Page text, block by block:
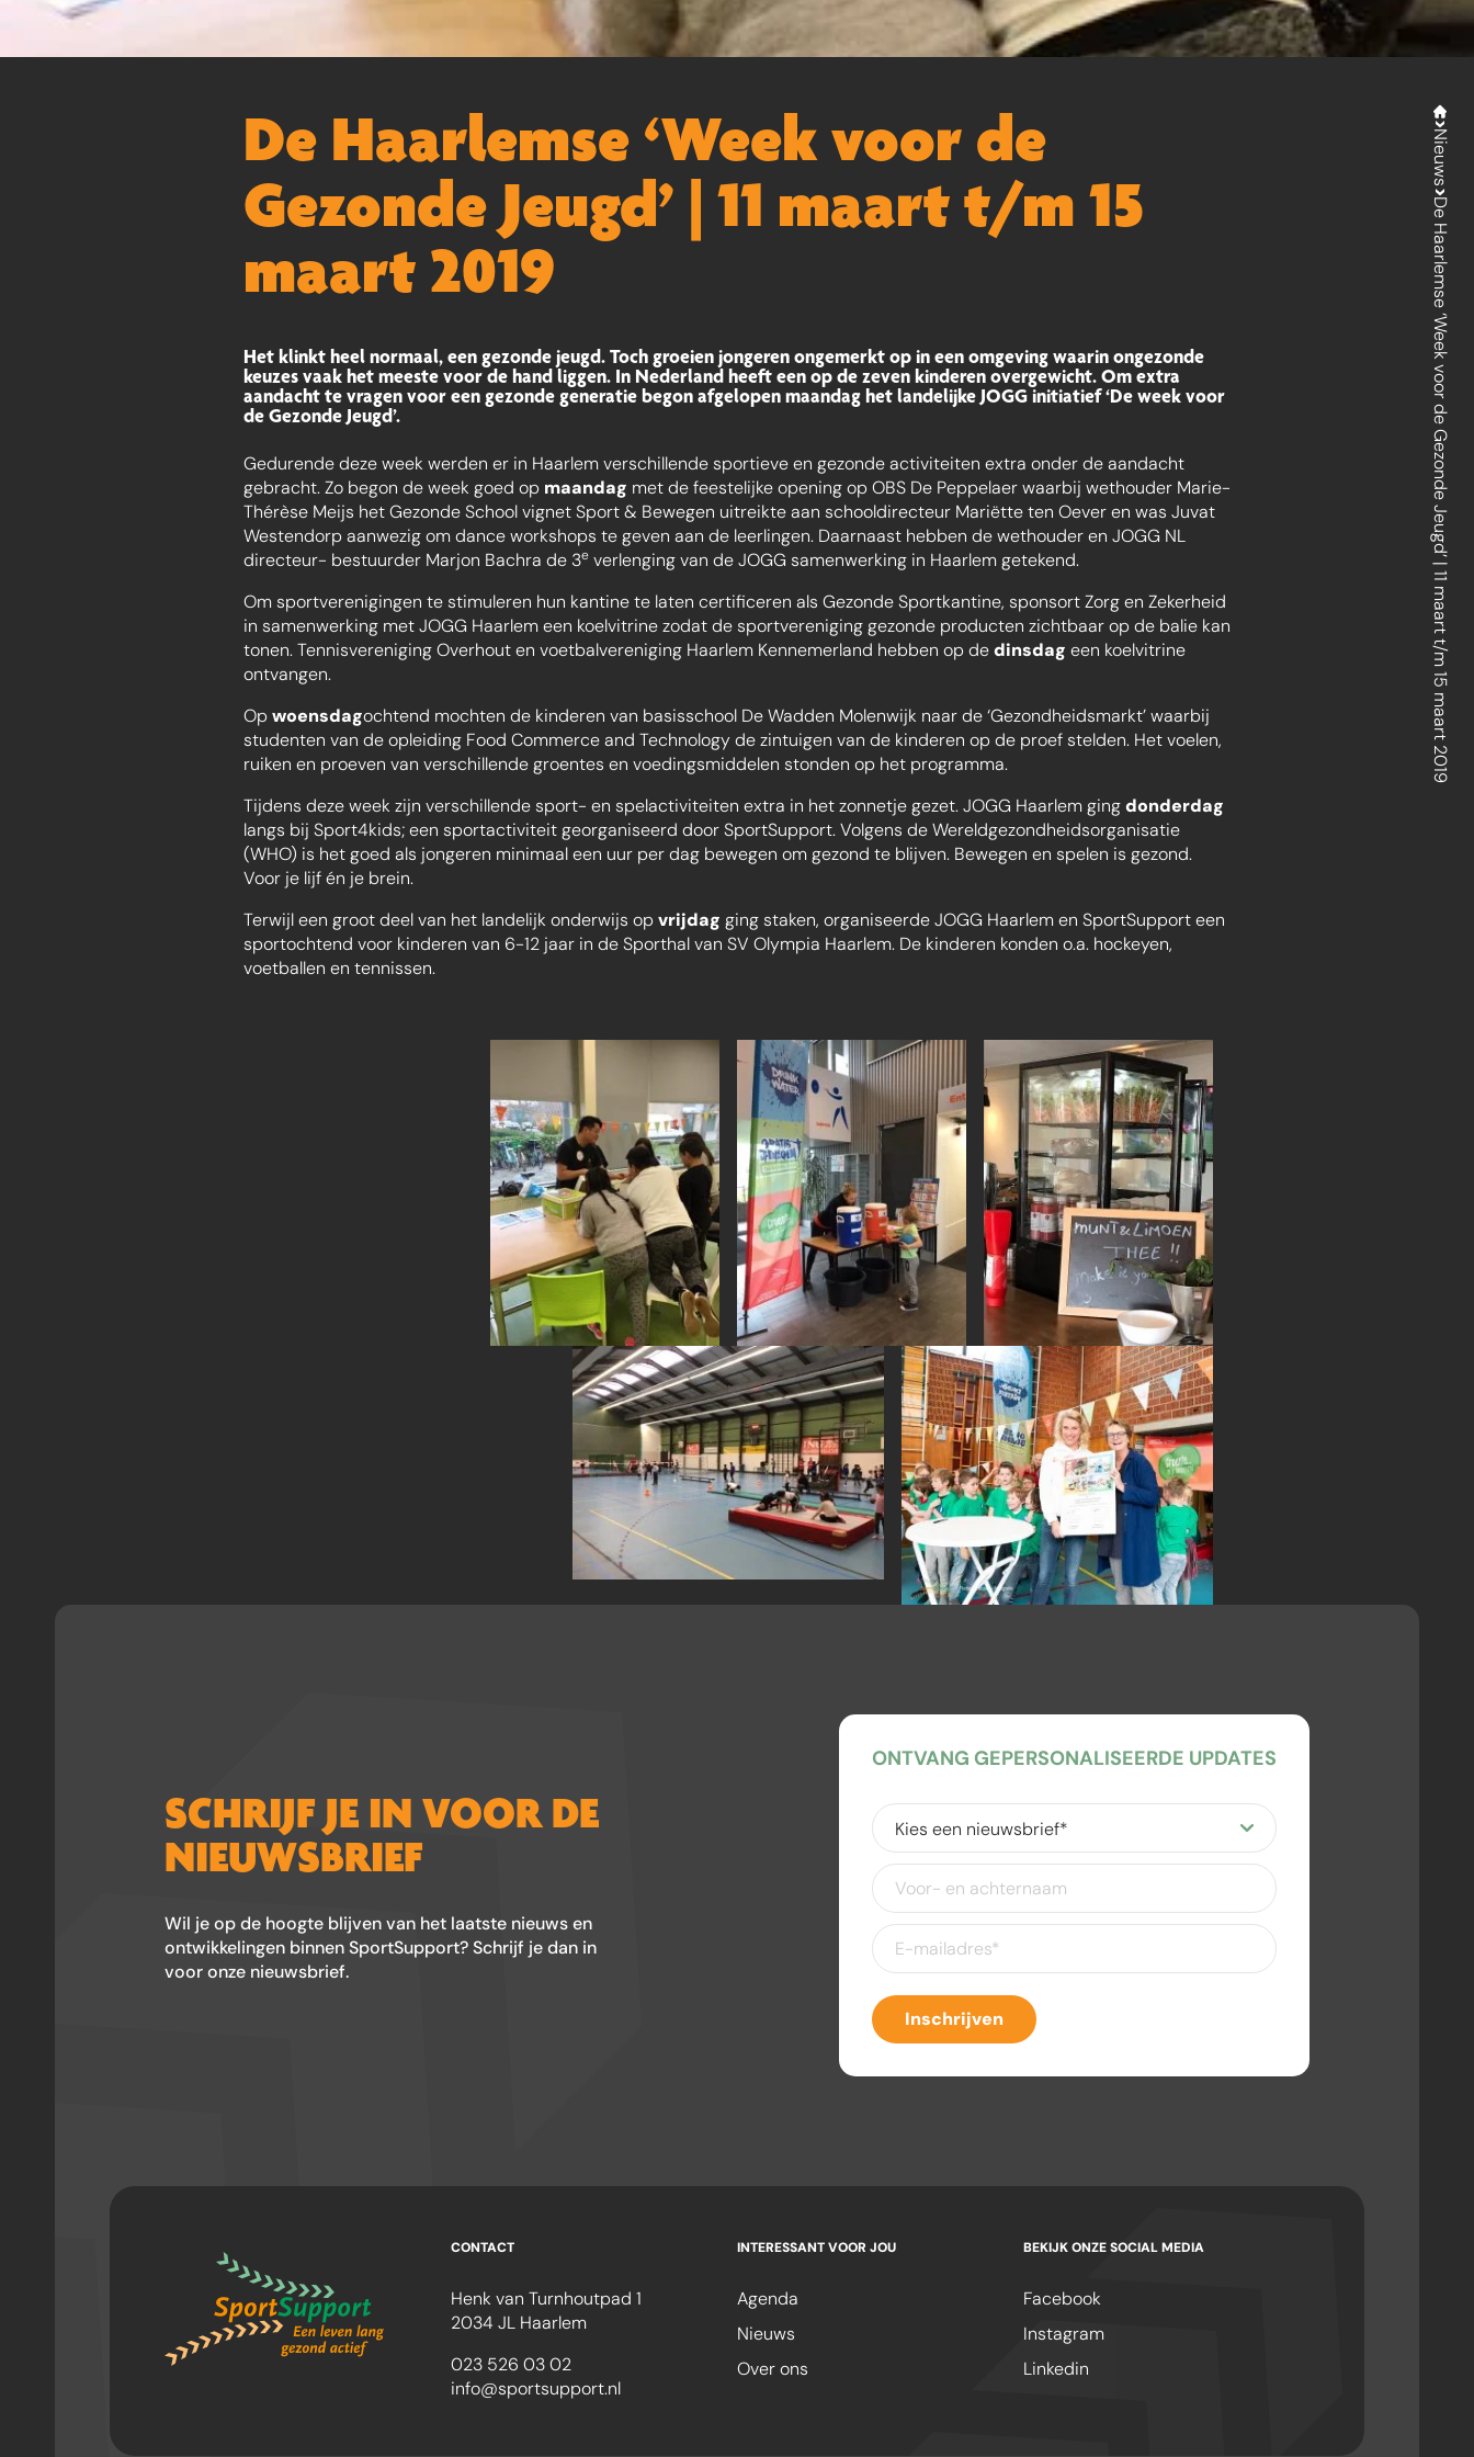
Nieuws
De Haarlemse ‘Week voor de Gezonde Jeugd’ | 11 maart t/m 15 maart 2019
De Haarlemse ‘Week voor de
Gezonde Jeugd’ | 11 maart t/m 15
maart 2019
Het klinkt heel normaal, een gezonde jeugd. Toch groeien jongeren ongemerkt op in een omgeving waarin ongezonde
keuzes vaak het meeste voor de hand liggen. In Nederland heeft een op de zeven kinderen overgewicht. Om extra
aandacht te vragen voor een gezonde generatie begon afgelopen maandag het landelijke JOGG initiatief ‘De week voor
de Gezonde Jeugd’.
Gedurende deze week werden er in Haarlem verschillende sportieve en gezonde activiteiten extra onder de aandacht
gebracht. Zo begon de week goed op maandag met de feestelijke opening op OBS De Peppelaer waarbij wethouder Marie-
Thérèse Meijs het Gezonde School vignet Sport & Bewegen uitreikte aan schooldirecteur Mariëtte ten Oever en was Juvat
Westendorp aanwezig om dance workshops te geven aan de leerlingen. Daarnaast hebben de wethouder en JOGG NL
directeur- bestuurder Marjon Bachra de 3e verlenging van de JOGG samenwerking in Haarlem getekend.
Om sportverenigingen te stimuleren hun kantine te laten certificeren als Gezonde Sportkantine, sponsort Zorg en Zekerheid
in samenwerking met JOGG Haarlem een koelvitrine zodat de sportvereniging gezonde producten zichtbaar op de balie kan
tonen. Tennisvereniging Overhout en voetbalvereniging Haarlem Kennemerland hebben op dedinsdag een koelvitrine
ontvangen.
Op woensdagochtend mochten de kinderen van basisschool De Wadden Molenwijk naar de ‘Gezondheidsmarkt’ waarbij
studenten van de opleiding Food Commerce and Technology de zintuigen van de kinderen op de proef stelden. Het voelen,
ruiken en proeven van verschillende groentes en voedingsmiddelen stonden op het programma.
Tijdens deze week zijn verschillende sport- en spelactiviteiten extra in het zonnetje gezet. JOGG Haarlem gingdonderdag
langs bij Sport4kids; een sportactiviteit georganiseerd door SportSupport. Volgens de Wereldgezondheidsorganisatie
(WHO) is het goed als jongeren minimaal een uur per dag bewegen om gezond te blijven. Bewegen en spelen is gezond.
Voor je lijf én je brein.
Terwijl een groot deel van het landelijk onderwijs op vrijdag ging staken, organiseerde JOGG Haarlem en SportSupport een
sportochtend voor kinderen van 6-12 jaar in de Sporthal van SV Olympia Haarlem. De kinderen konden o.a. hockeyen,
voetballen en tennissen.
SCHRIJF JE IN VOOR DE
NIEUWSBRIEF
Wil je op de hoogte blijven van het laatste nieuws en
ontwikkelingen binnen SportSupport? Schrijf je dan in
voor onze nieuwsbrief.
ONTVANG GEPERSONALISEERDE UPDATES
Kies
een
nieuwsbrief(Vereist)
Voor-
en
achternaam
E-
mailadres(Vereist)
Inschrijven
CONTACT
Henk van Turnhoutpad 1
2034 JL Haarlem
023 526 03 02
info@sportsupport.nl
INTERESSANT VOOR JOU
Agenda
Nieuws
Over ons
BEKIJK ONZE SOCIAL MEDIA
Facebook
Instagram
Linkedin